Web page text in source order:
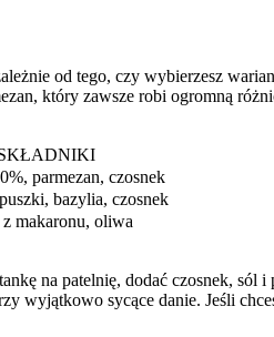
od tego, czy wybierzesz
który zawsze robi ogromną
parmezan, czosnek
bazylia, czosnek
makaronu, oliwa
na patelnię, dodać czosnek, sól i
wyjątkowo sycące danie. Jeśli